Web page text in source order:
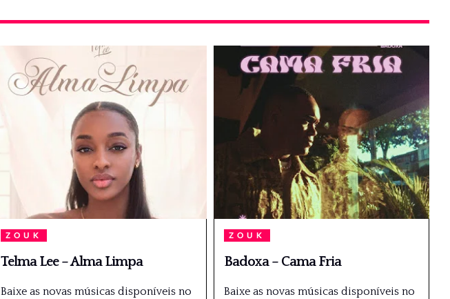
ZOUK
Telma Lee – Alma Limpa
Baixe as novas músicas disponíveis no
ZOUK
Badoxa – Cama Fria
Baixe as novas músicas disponíveis no